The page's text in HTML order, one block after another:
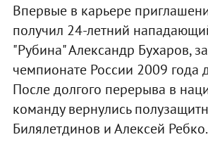
Впервые в карьере
получил 24-летний
"Рубина" Александр Бухаров,
чемпионате России 2009 года
После долгого перерыва в
команду вернулись
Билялетдинов и Алексей Ребко.